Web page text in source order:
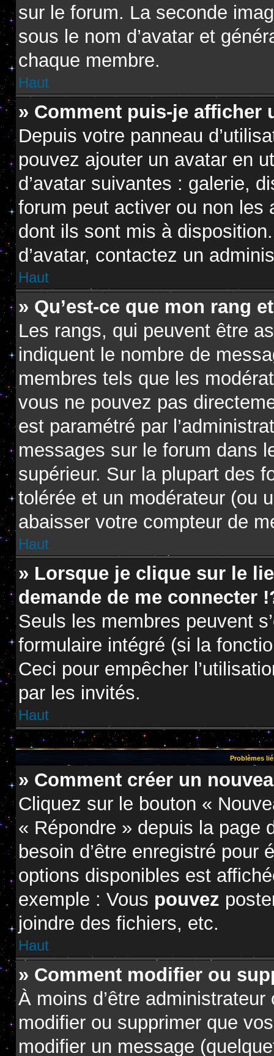
sur le forum. La seconde
sous le nom d’avatar et
chaque membre.
Haut
» Comment puis-je afficher
Depuis votre panneau
pouvez ajouter un avatar en
d’avatar suivantes : galerie,
forum peut activer ou non les
dont ils sont mis à
d’avatar, contactez un
Haut
» Qu’est-ce que mon rang
Les rangs, qui peuvent être
indiquent le nombre de
membres tels que les
vous ne pouvez pas
est paramétré par
messages sur le forum dans
supérieur. Sur la plupart des
tolérée et un modérateur (ou
abaisser votre compteur de
Haut
» Lorsque je clique sur le
demande de me connecter
Seuls les membres peuvent
formulaire intégré (si la
Ceci pour empêcher
par les invités.
Haut
Problèmes
» Comment créer un
Cliquez sur le bouton «
« Répondre » depuis la page
besoin d’être enregistré
options disponibles est
exemple : Vous pouvez
joindre des fichiers, etc.
Haut
» Comment modifier ou
À moins d’être
modifier ou supprimer que
modifier un message